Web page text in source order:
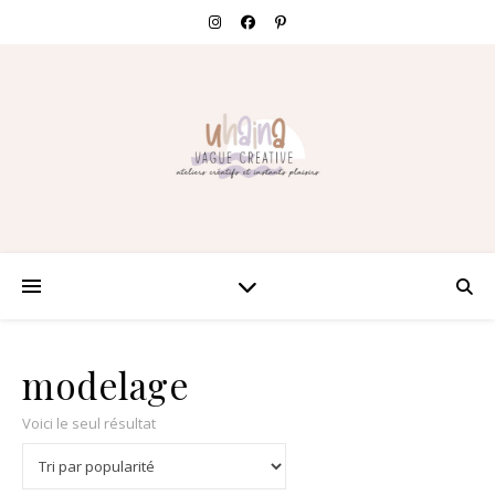
modelage
Voici le seul résultat